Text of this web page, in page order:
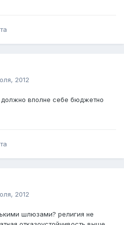
2012
должно вполне себе бюджетно
2012
шлюзами? религия не